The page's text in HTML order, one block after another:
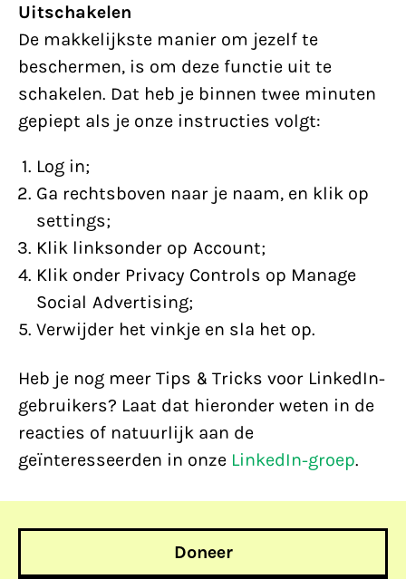
Uitschakelen
De makkelijkste manier om jezelf te
beschermen, is om deze functie uit te
schakelen. Dat heb je binnen twee minuten
gepiept als je onze instructies volgt:
Log in;
Ga rechtsboven naar je naam, en klik op
settings;
Klik linksonder op Account;
Klik onder Privacy Controls op Manage
Social Advertising;
Verwijder het vinkje en sla het op.
Heb je nog meer Tips & Tricks voor LinkedIn-
gebruikers? Laat dat hieronder weten in de
reacties of natuurlijk aan de
geïnteresseerden in onze LinkedIn-groep.
Doneer